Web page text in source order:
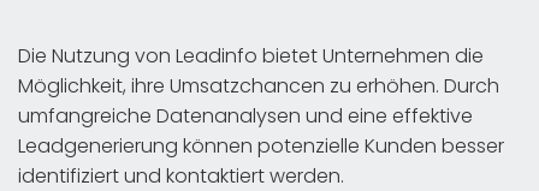
Die Nutzung von Leadinfo bietet Unternehmen die
Möglichkeit, ihre Umsatzchancen zu erhöhen. Durch
umfangreiche Datenanalysen und eine effektive
Leadgenerierung können potenzielle Kunden besser
identifiziert und kontaktiert werden.